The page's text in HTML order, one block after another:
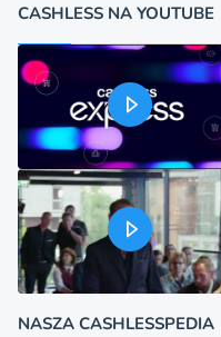
CASHLESS NA YOUTUBE
NASZA CASHLESSPEDIA